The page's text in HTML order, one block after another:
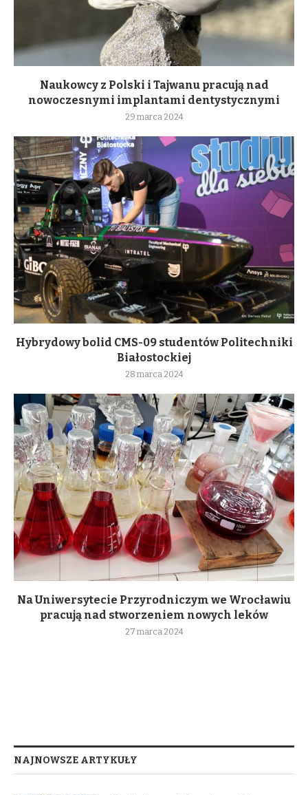
Naukowcy z Polski i Tajwanu pracują nad
nowoczesnymi implantami dentystycznymi
29 marca 2024
Hybrydowy bolid CMS-09 studentów Politechniki
Białostockiej
28 marca 2024
Na Uniwersytecie Przyrodniczym we Wrocławiu
pracują nad stworzeniem nowych leków
27 marca 2024
NAJNOWSZE ARTYKUŁY